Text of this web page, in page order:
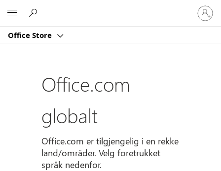
Office Store
Logg
på
kontoen
Office.com
globalt
Office.com er tilgjengelig i en rekke
land/områder. Velg foretrukket
språk nedenfor.